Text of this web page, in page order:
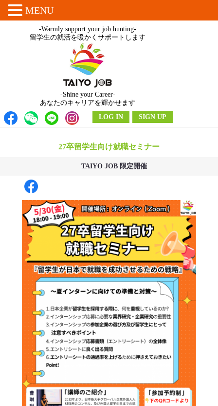
-Warmly support your job hunting-
留学生の就活を暖かくサポートします
-Shine your Career-
あなたのキャリアを輝かせます
SIGN UP
LOG IN
27卒留学生向け就職セミナー
TAIYO JOB 限定開催
MENU